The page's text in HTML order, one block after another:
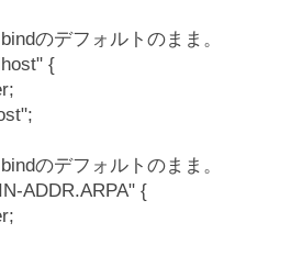
のデフォルトのまま。
{
のデフォルトのまま。
ADDR.ARPA" {